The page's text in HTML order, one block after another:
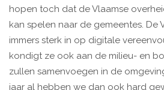
hopen toch dat de Vlaamse
kan spelen naar de gemeentes. De
immers sterk in op digitale
kondigt ze ook aan de milieu- en
zullen samenvoegen in de
jaar al hebben we dan ook hard